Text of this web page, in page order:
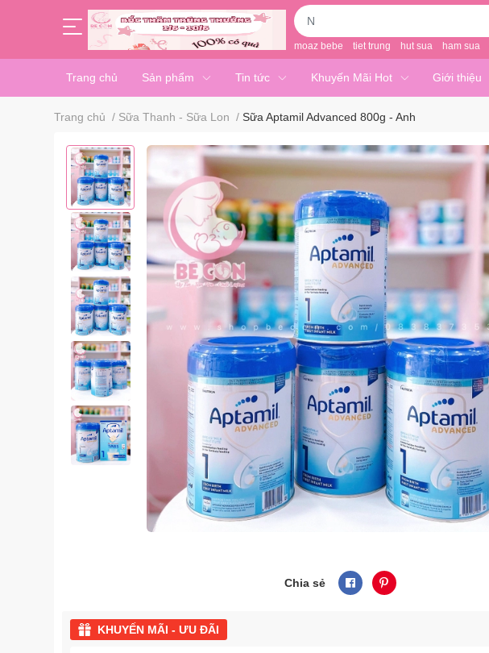
moaz bebe tiet trung hut sua ham sua
Trang chủ Sản phẩm Tin tức Khuyến Mãi Hot Giới thiệu
Trang chủ / Sữa Thanh - Sữa Lon / Sữa Aptamil Advanced 800g - Anh
Chia sẻ
KHUYẾN MÃI - ƯU ĐÃI